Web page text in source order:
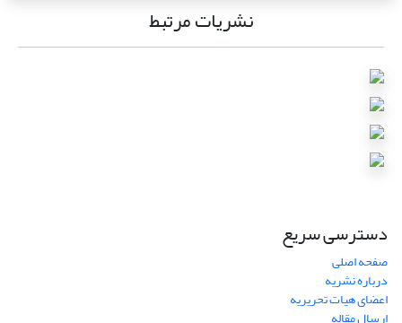
نشریات مرتبط
دسترسی سریع
صفحه اصلی
درباره نشریه
اعضای هیات تحریریه
ارسال مقاله